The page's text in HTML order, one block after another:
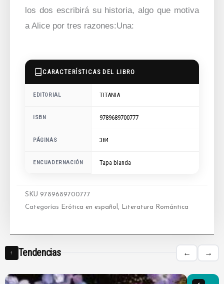
los dos escribirá su historia, algo que motiva
a Alice por tres razones:Una:
CARACTERÍSTICAS DEL LIBRO
EDITORIAL TITANIA
ISBN 9789689700777
PÁGINAS 384
ENCUADERNACIÓN Tapa blanda
SKU 9789689700777
Categorías
Erótica en español , Literatura Romántica
↑ Tendencias ← →